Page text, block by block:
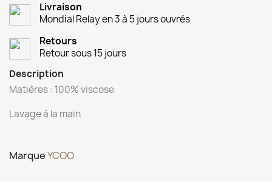
Livraison
Mondial Relay en 3 à 5 jours ouvrés
Retours
Retour sous 15 jours
Description
Matières : 100% viscose
Lavage à la main
MarqueYCOO